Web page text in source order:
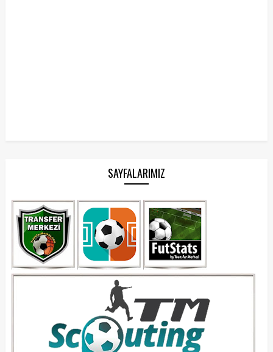
SAYFALARIMIZ